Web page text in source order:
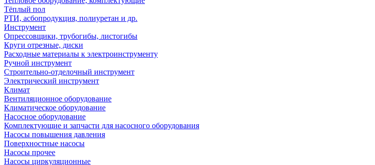
Тёплый пол
РТИ, асбопродукция, полиуретан и др.
Инструмент
Опрессовщики, трубогибы, листогибы
Круги отрезные, диски
Расходные материалы к электроинструменту
Ручной инструмент
Строительно-отделочный инструмент
Электрический инструмент
Климат
Вентиляционное оборудование
Климатическое оборудование
Насосное оборудование
Комплектующие и запчасти для насосного оборудования
Насосы повышения давления
Поверхностные насосы
Насосы прочее
Насосы циркуляционные